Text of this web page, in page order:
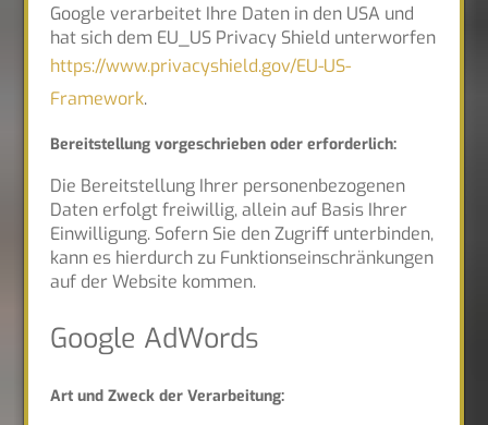
Google verarbeitet Ihre Daten in den USA und
hat sich dem EU_US Privacy Shield unterworfen
https://www.privacyshield.gov/EU-US-
Framework.
Bereitstellung vorgeschrieben oder erforderlich:
Die Bereitstellung Ihrer personenbezogenen
Daten erfolgt freiwillig, allein auf Basis Ihrer
Einwilligung. Sofern Sie den Zugriff unterbinden,
kann es hierdurch zu Funktionseinschränkungen
auf der Website kommen.
Google AdWords
Art und Zweck der Verarbeitung: